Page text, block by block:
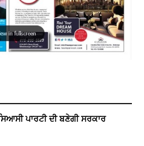
ਪਾਰਟੀ ਦੀ ਬਣੇਗੀ ਸਰਕਾਰ